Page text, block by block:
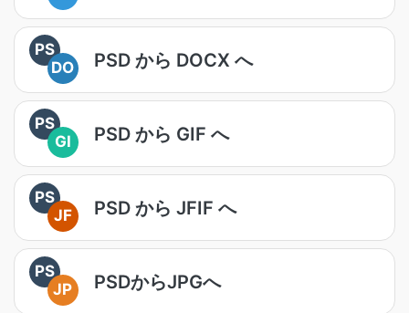
PS
DO
PSD から DOCX へ
PS
GI
PSD から GIF へ
PS
JF
PSD から JFIF へ
PS
JP
PSDからJPGへ